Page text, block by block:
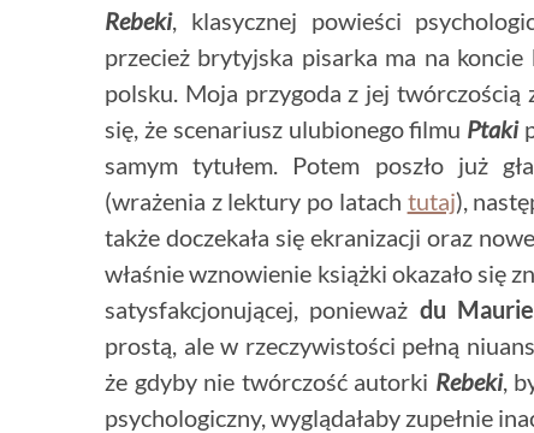
Rebeki, klasycznej powieści
przecież brytyjska pisarka ma na
polsku. Moja przygoda z jej twórczością
się, że scenariusz ulubionego filmu Ptaki
samym tytułem. Potem poszło już
(wrażenia z lektury po latach tutaj),
także doczekała się ekranizacji oraz
właśnie wznowienie książki okazało się
satysfakcjonującej, ponieważ du
prostą, ale w rzeczywistości pełną
że gdyby nie twórczość autorki Rebeki,
psychologiczny, wyglądałaby zupełnie